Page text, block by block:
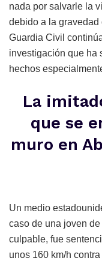
nada por salvarle la
debido a la gravedad
Guardia Civil
investigación que ha
hechos
La
que se
muro en
Un medio
caso de una joven
culpable, fue
unos 160 km/h